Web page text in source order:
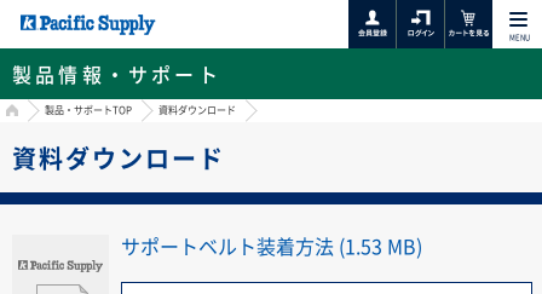
MENU
製品情報・サポート
HOME製品・サポートTOP 資料ダウンロード
資料ダウンロード
サポートベルト装着方法 (1.53 MB)